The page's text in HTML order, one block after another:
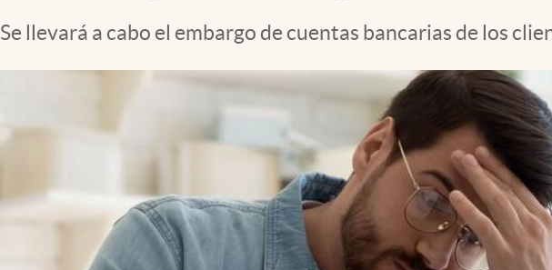
Se llevará a cabo el embargo de cuentas bancarias de los